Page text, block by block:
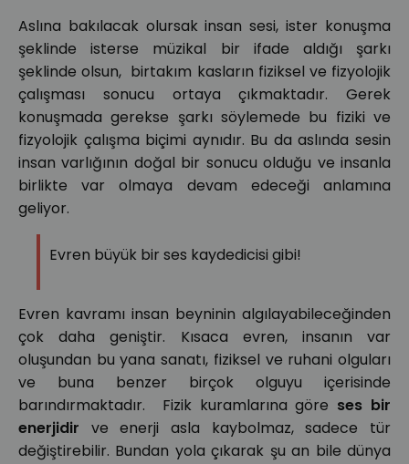
Aslına bakılacak olursak insan sesi, ister konuşma
şeklinde isterse müzikal bir ifade aldığı şarkı
şeklinde olsun, birtakım kasların fiziksel ve fizyolojik
çalışması sonucu ortaya çıkmaktadır. Gerek
konuşmada gerekse şarkı söylemede bu fiziki ve
fizyolojik çalışma biçimi aynıdır. Bu da aslında sesin
insan varlığının doğal bir sonucu olduğu ve insanla
birlikte var olmaya devam edeceği anlamına
geliyor.
Evren büyük bir ses kaydedicisi gibi!
Evren kavramı insan beyninin algılayabileceğinden
çok daha geniştir. Kısaca evren, insanın var
oluşundan bu yana sanatı, fiziksel ve ruhani olguları
ve buna benzer birçok olguyu içerisinde
barındırmaktadır. Fizik kuramlarına göre ses bir
enerjidir ve enerji asla kaybolmaz, sadece tür
değiştirebilir. Bundan yola çıkarak şu an bile dünya